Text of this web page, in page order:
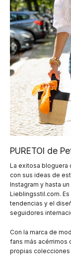
PURETOI de
La exitosa bloguera
con sus ideas de
Instagram y hasta
Lieblingsstil.com.
tendencias y el
seguidores
Con la marca de
fans más acérrimos
propias colecciones